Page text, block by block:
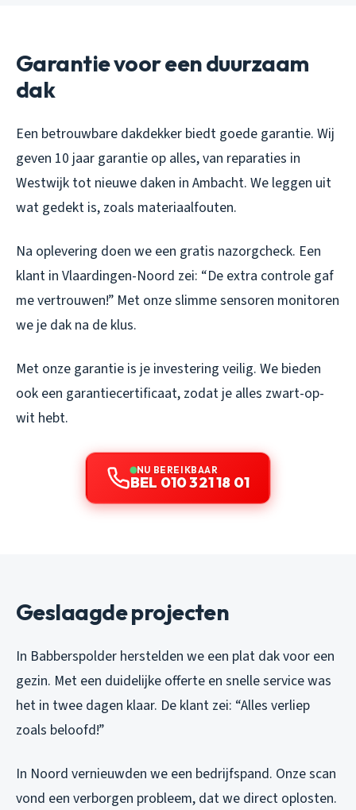
Garantie voor een duurzaam
dak
Een betrouwbare dakdekker biedt goede garantie. Wij
geven 10 jaar garantie op alles, van reparaties in
Westwijk tot nieuwe daken in Ambacht. We leggen uit
wat gedekt is, zoals materiaalfouten.
Na oplevering doen we een gratis nazorgcheck. Een
klant in Vlaardingen-Noord zei: “De extra controle gaf
me vertrouwen!” Met onze slimme sensoren monitoren
we je dak na de klus.
Met onze garantie is je investering veilig. We bieden
ook een garantiecertificaat, zodat je alles zwart-op-
wit hebt.
NU BEREIKBAAR
BEL 010 321 18 01
Geslaagde projecten
In Babberspolder herstelden we een plat dak voor een
gezin. Met een duidelijke offerte en snelle service was
het in twee dagen klaar. De klant zei: “Alles verliep
zoals beloofd!”
In Noord vernieuwden we een bedrijfspand. Onze scan
vond een verborgen probleem, dat we direct oplosten.